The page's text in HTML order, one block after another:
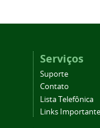
Serviços
Suporte
Contato
Lista Telefônica
Links